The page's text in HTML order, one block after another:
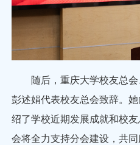
随后，重庆大学校友总
彭述娟代表校友总会致辞。
绍了学校近期发展成就和校
会将全力支持分会建设，共同